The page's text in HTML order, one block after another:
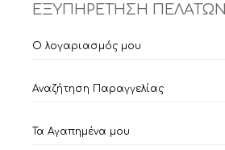
ΕΞΥΠΗΡΕΤΗΣΗ ΠΕΛΑΤΩΝ
Ο λογαριασμός μου
Αναζήτηση Παραγγελίας
Τα Αγαπημένα μου